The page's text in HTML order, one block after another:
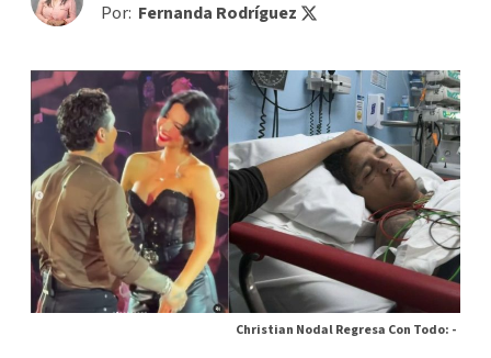
Por: Fernanda Rodríguez
Christian Nodal Regresa Con Todo: -